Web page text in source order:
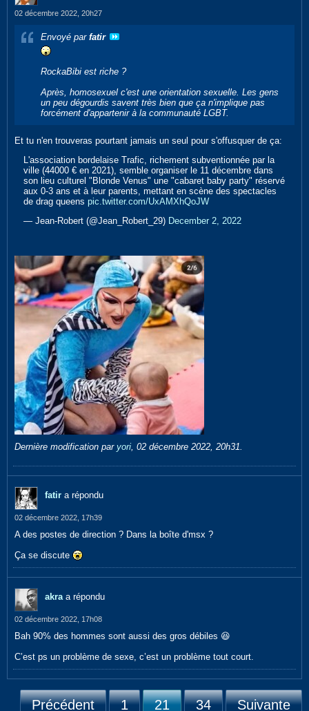
02 décembre 2022, 20h27
Envoyé par fatir
RockaBibi est riche ?
Après, homosexuel c'est une orientation sexuelle. Les gens
un peu dégourdis savent très bien que ça n'implique pas
forcément d'appartenir à la communauté LGBT.
Et tu n'en trouveras pourtant jamais un seul pour s'offusquer de ça:
L'association bordelaise Trafic, richement subventionnée par la
ville (44000 € en 2021), semble organiser le 11 décembre dans
son lieu culturel "Blonde Venus" une "cabaret baby party" réservé
aux 0-3 ans et à leur parents, mettant en scène des spectacles
de drag queens pic.twitter.com/UxAMXhQoJW
— Jean-Robert (@Jean_Robert_29) December 2, 2022
Dernière modification par yori 02 décembre 2022, 20h31
fatir a répondu
02 décembre 2022, 17h39
A des postes de direction ? Dans la boîte d'msx ?
Ça se discute
akra a répondu
02 décembre 2022, 17h08
Bah 90% des hommes sont aussi des gros débiles 😆
C’est ps un problème de sexe, c’est un problème tout court.
Précédent 1 21 34 Suivante